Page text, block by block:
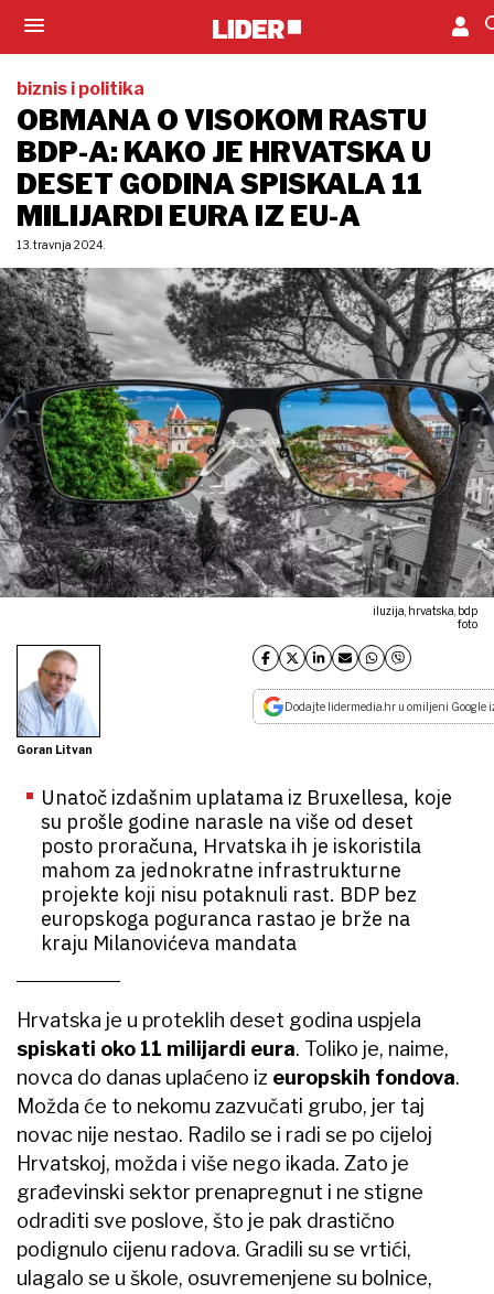
biznis i politika
OBMANA O VISOKOM RASTU
BDP-A: KAKO JE HRVATSKA U
DESET GODINA SPISKALA 11
MILIJARDI EURA IZ EU-A
13. travnja 2024.
iluzija, hrvatska, bdp
foto
Goran Litvan
Dodajte lidermedia.hr u omiljeni Google
Unatoč izdašnim uplatama iz Bruxellesa, koje
su prošle godine narasle na više od deset
posto proračuna, Hrvatska ih je iskoristila
mahom za jednokratne infrastrukturne
projekte koji nisu potaknuli rast. BDP bez
europskoga poguranca rastao je brže na
kraju Milanovićeva mandata
Hrvatska je u proteklih deset godina uspjela
spiskati oko 11 milijardi eura. Toliko je, naime,
novca do danas uplaćeno iz europskih fondova.
Možda će to nekomu zazvučati grubo, jer taj
novac nije nestao. Radilo se i radi se po cijeloj
Hrvatskoj, možda i više nego ikada. Zato je
građevinski sektor prenapregnut i ne stigne
odraditi sve poslove, što je pak drastično
podignulo cijenu radova. Gradili su se vrtići,
ulagalo se u škole, osuvremenjene su bolnice,